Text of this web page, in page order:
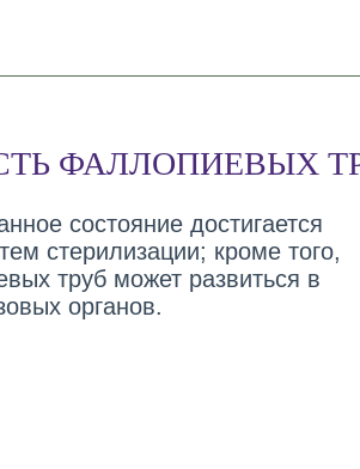
ФАЛЛОПИЕВЫХ
состояние достигается
стерилизации; кроме того,
труб может развиться в
органов.